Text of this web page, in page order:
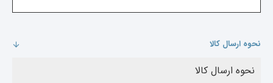
نحوه ارسال کالا
نحوه ارسال کالا